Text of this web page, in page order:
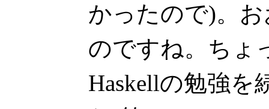
かったので)。
のですね。ちょ
Haskellの勉強を